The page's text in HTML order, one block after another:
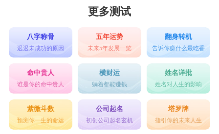
苐、苖、苙、苚、苝、苢、苎、苨、苩、苪、苬、
苭、苮、苰、苲、苳、苵、苶、苸、莓
好听带草字头的女孩名字
萍雅、沐荀、芳懿、萌蒙、翠茵、芷菡、斯瑾
文茵、瑾萱、芠茜、梦萱、芳荃、夏菡、若兮
诗蕊、芳馨、芷琪、梦菲、津芋、晶滢、娅茹
小芮、娅茹、伊苏、斯瑾、芷若、小艺、漪萱
苁依、子萱、凌薇、芷若、芝含、彦蕊、颖薇
更多测试
八字称骨
迟迟未成功的原因
五年运势
未来5年发展一览
翻身转机
告诉你赚什么最吃香
命中贵人
谁是你的命中贵人
横财运
躺着都能赚钱
姓名详批
姓名对人生的影响
紫微斗数
预测你一生的命运
公司起名
初创公司起名玄机
塔罗牌
指引你的未来人生